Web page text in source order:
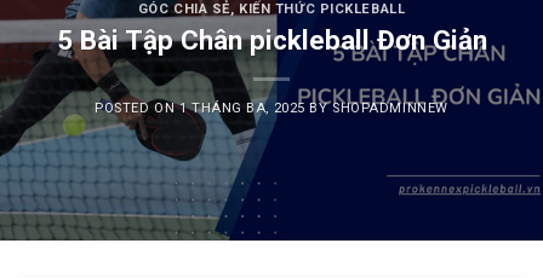
GÓC CHIA SẺ, KIẾN THỨC PICKLEBALL
5 Bài Tập Chân pickleball Đơn Giản
POSTED ON1 THÁNG BA, 2025 BYSHOPADMINNEW